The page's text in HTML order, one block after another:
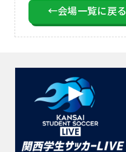
←会場一覧に戻る